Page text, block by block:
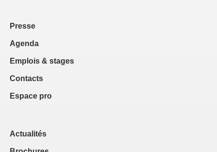
Presse
Agenda
Emplois & stages
Contacts
Espace pro
Actualités